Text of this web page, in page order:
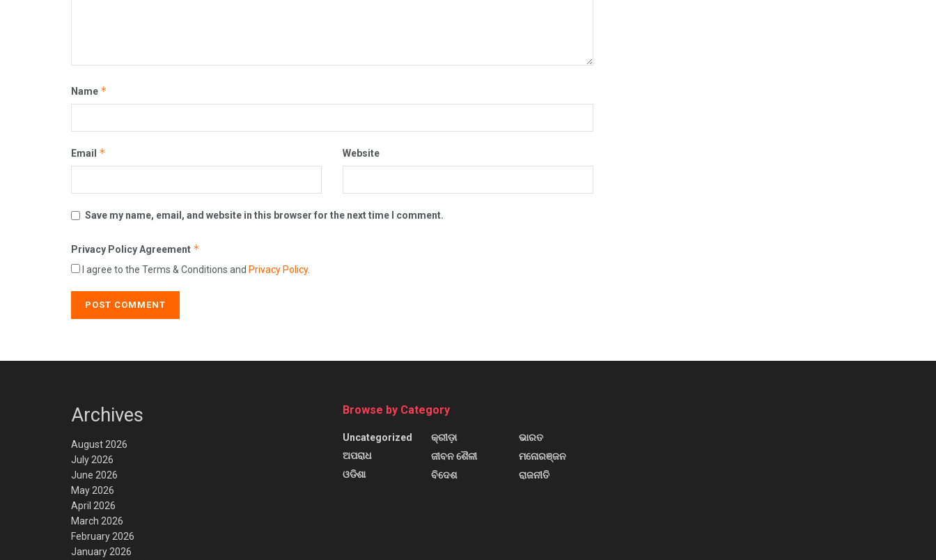
Name *
Email * Website
Save my name, email, and website in this browser for the next time I comment.
Privacy Policy Agreement *
I agree to the Terms & Conditions and Privacy Policy.
Archives
August 2026
July 2026
June 2026
May 2026
April 2026
March 2026
February 2026
January 2026
Browse by Category
Uncategorized
ଅପରାଧ
ଓଡିଶା
କ୍ରୀଡ଼ା
ଜୀବନ ଶୈଳୀ
ବିଦେଶ
ଭାରତ
ମନୋରଞ୍ଜନ
ରାଜନୀତି